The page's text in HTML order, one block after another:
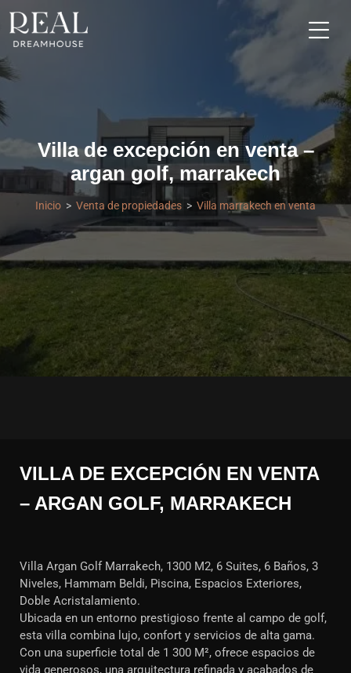
Villa de excepción en venta –
argan golf, marrakech
Inicio Venta de propiedades Villa marrakech en venta
VILLA DE EXCEPCIÓN EN VENTA
– ARGAN GOLF, MARRAKECH
Villa Argan Golf Marrakech, 1300 M2, 6 Suites, 6 Baños, 3
Niveles, Hammam Beldi, Piscina, Espacios Exteriores,
Doble Acristalamiento.
Ubicada en un entorno prestigioso frente al campo de golf,
esta villa combina lujo, confort y servicios de alta gama.
Con una superficie total de 1 300 M², ofrece espacios de
vida generosos, una arquitectura refinada y acabados de